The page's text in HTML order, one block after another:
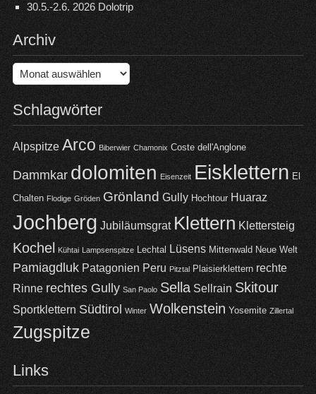
30.5.-2.6. 2026 Dolotrip
Archiv
Archiv
Schlagwörter
Alpspitze Arco Biberwier Chamonix Coste dell'Anglone
Dammkar dolomiten Eisenzeit Eisklettern El
Chalten Flodige Gröden Grönland Gully Hochtour Huaraz
Jochberg Jubiläumsgrat Klettern Klettersteig
Kochel Kühtai Lampsenspitze Lechtal Lüsens Mittenwald Neue Welt
Pamiagdluk Patagonien Peru Pitztal Plaisierklettern rechte
Rinne rechtes Gully San Paolo Sella Sellrain Skitour
Sportklettern Südtirol Winter Wolkenstein Yosemite Zillertal
Zugspitze
Links